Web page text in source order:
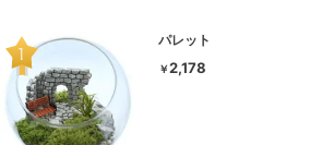
パレット
￥2,178